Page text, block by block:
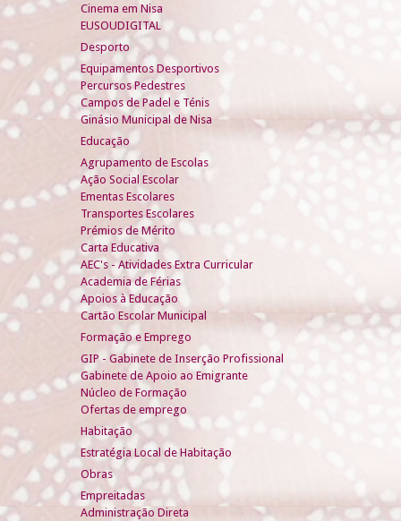
Cinema em Nisa
EUSOUDIGITAL
Desporto
Equipamentos Desportivos
Percursos Pedestres
Campos de Padel e Ténis
Ginásio Municipal de Nisa
Educação
Agrupamento de Escolas
Ação Social Escolar
Ementas Escolares
Transportes Escolares
Prémios de Mérito
Carta Educativa
AEC's - Atividades Extra Curricular
Academia de Férias
Apoios à Educação
Cartão Escolar Municipal
Formação e Emprego
GIP - Gabinete de Inserção Profissional
Gabinete de Apoio ao Emigrante
Núcleo de Formação
Ofertas de emprego
Habitação
Estratégia Local de Habitação
Obras
Empreitadas
Administração Direta